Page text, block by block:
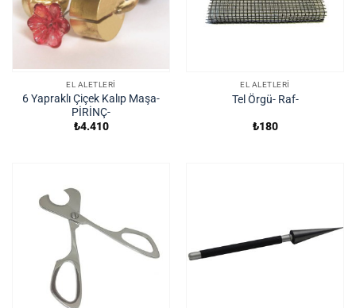
EL ALETLERI
6 Yapraklı Çiçek Kalıp Maşa-
PİRİNÇ-
₺4.410
EL ALETLERI
Tel Örgü- Raf-
₺180